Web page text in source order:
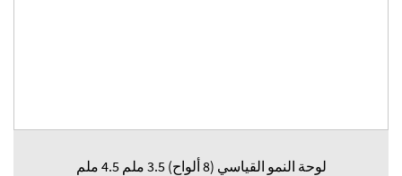
لوحة النمو القياسي (8 ألواح) 3.5 ملم 4.5 ملم